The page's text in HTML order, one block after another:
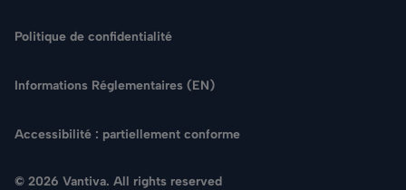
© 2026 Vantiva. All rights reserved
Politique de confidentialité
Informations Réglementaires (EN)
Accessibilité : partiellement conforme